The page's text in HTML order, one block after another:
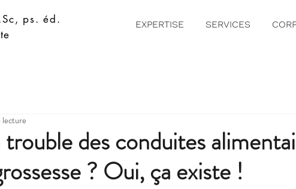
ps. éd.
EXPERTISE SERVICES
des conduites
? Oui, ça existe !
lecture